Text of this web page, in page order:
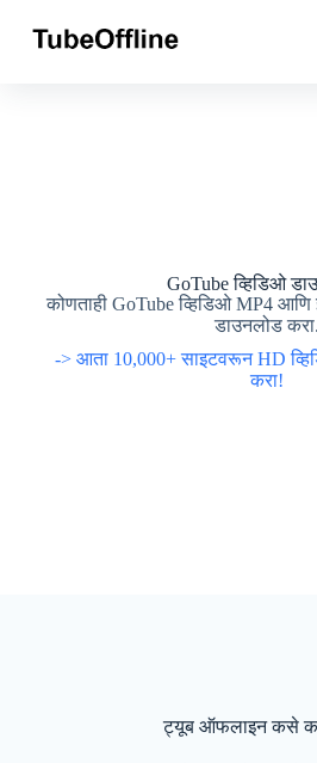
GoTube व्हिडिओ
कोणताही GoTube व्हिडिओ MP4
डाउनलोड करा.
-> आता 10,000+ साइटवरून HD
करा!
ट्यूब ऑफलाइन कसे